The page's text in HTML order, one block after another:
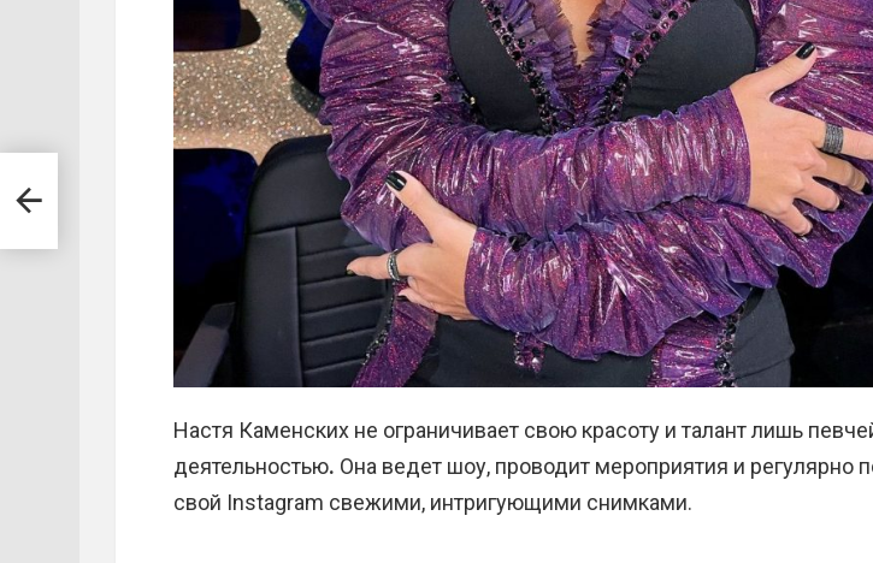
Настя Каменских не ограничивает свою красоту и талант лишь
деятельностью. Она ведет шоу, проводит мероприятия и регулярно
свой Instagram свежими, интригующими снимками.